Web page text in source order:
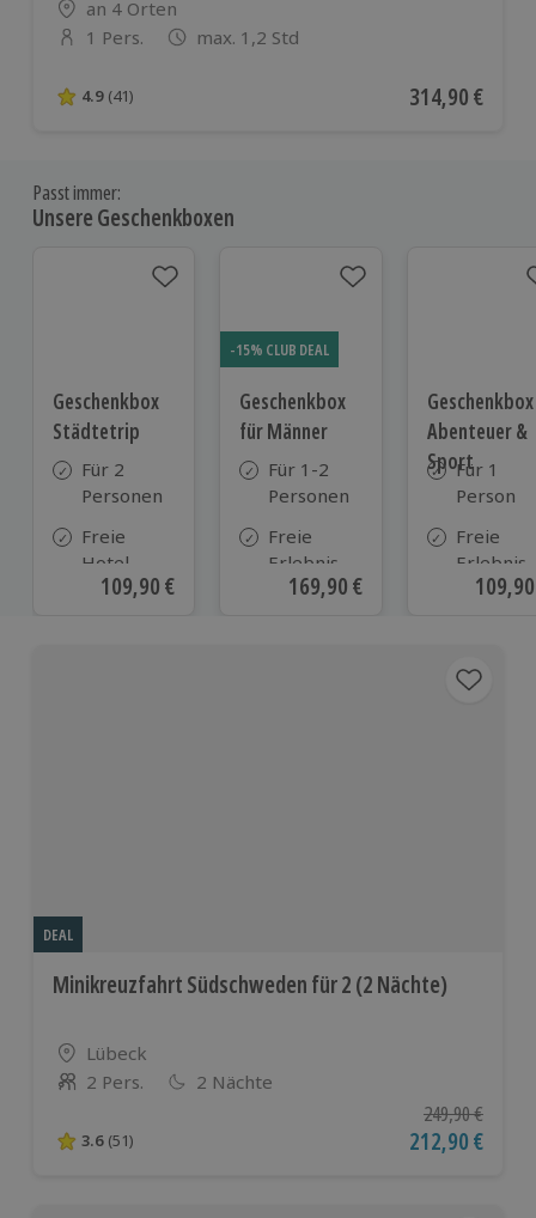
Standort
an 4 Orten
Anzahl der Teilnehmer
1 Pers. max. 1,2 Std
4.9 von 5 Sternen basierend auf 41 Bewertungen
4.9 (41) Aktueller Preis
314,90 €
Passt immer:
Unsere Geschenkboxen
Geschenkbox
Städtetrip
Für 2
Personen
Freie
Hotel-
Auswahl
Aktueller Preis
109,90 €
-15% CLUB DEAL
Geschenkbox
für Männer
Für 1-2
Personen
Freie
Erlebnis-
Auswahl
Aktueller Preis
169,90 €
Geschenkbox
Abenteuer &
SportFür 1
Person
Freie
Erlebnis-
Auswahl
DEAL
Minikreuzfahrt Südschweden für 2 (2 Nächte)
Standort
Lübeck
Anzahl der Teilnehmer
2 Pers. 2 Nächte
3.6 von 5 Sternen basierend auf 51 Bewertungen
3.6 (51)
Ursprünglicher
249,90 €
Aktueller Preis
212,90 €